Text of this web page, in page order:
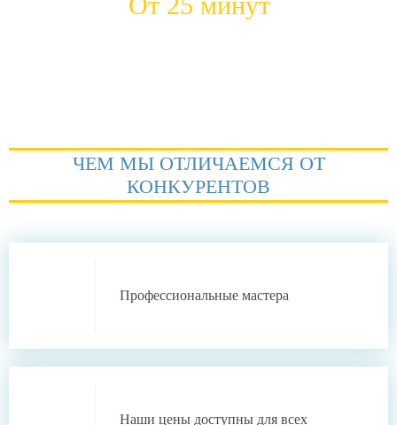
ЧЕМ МЫ ОТЛИЧАЕМСЯ ОТ
КОНКУРЕНТОВ
Профессиональные мастера
Наши цены доступны для всех